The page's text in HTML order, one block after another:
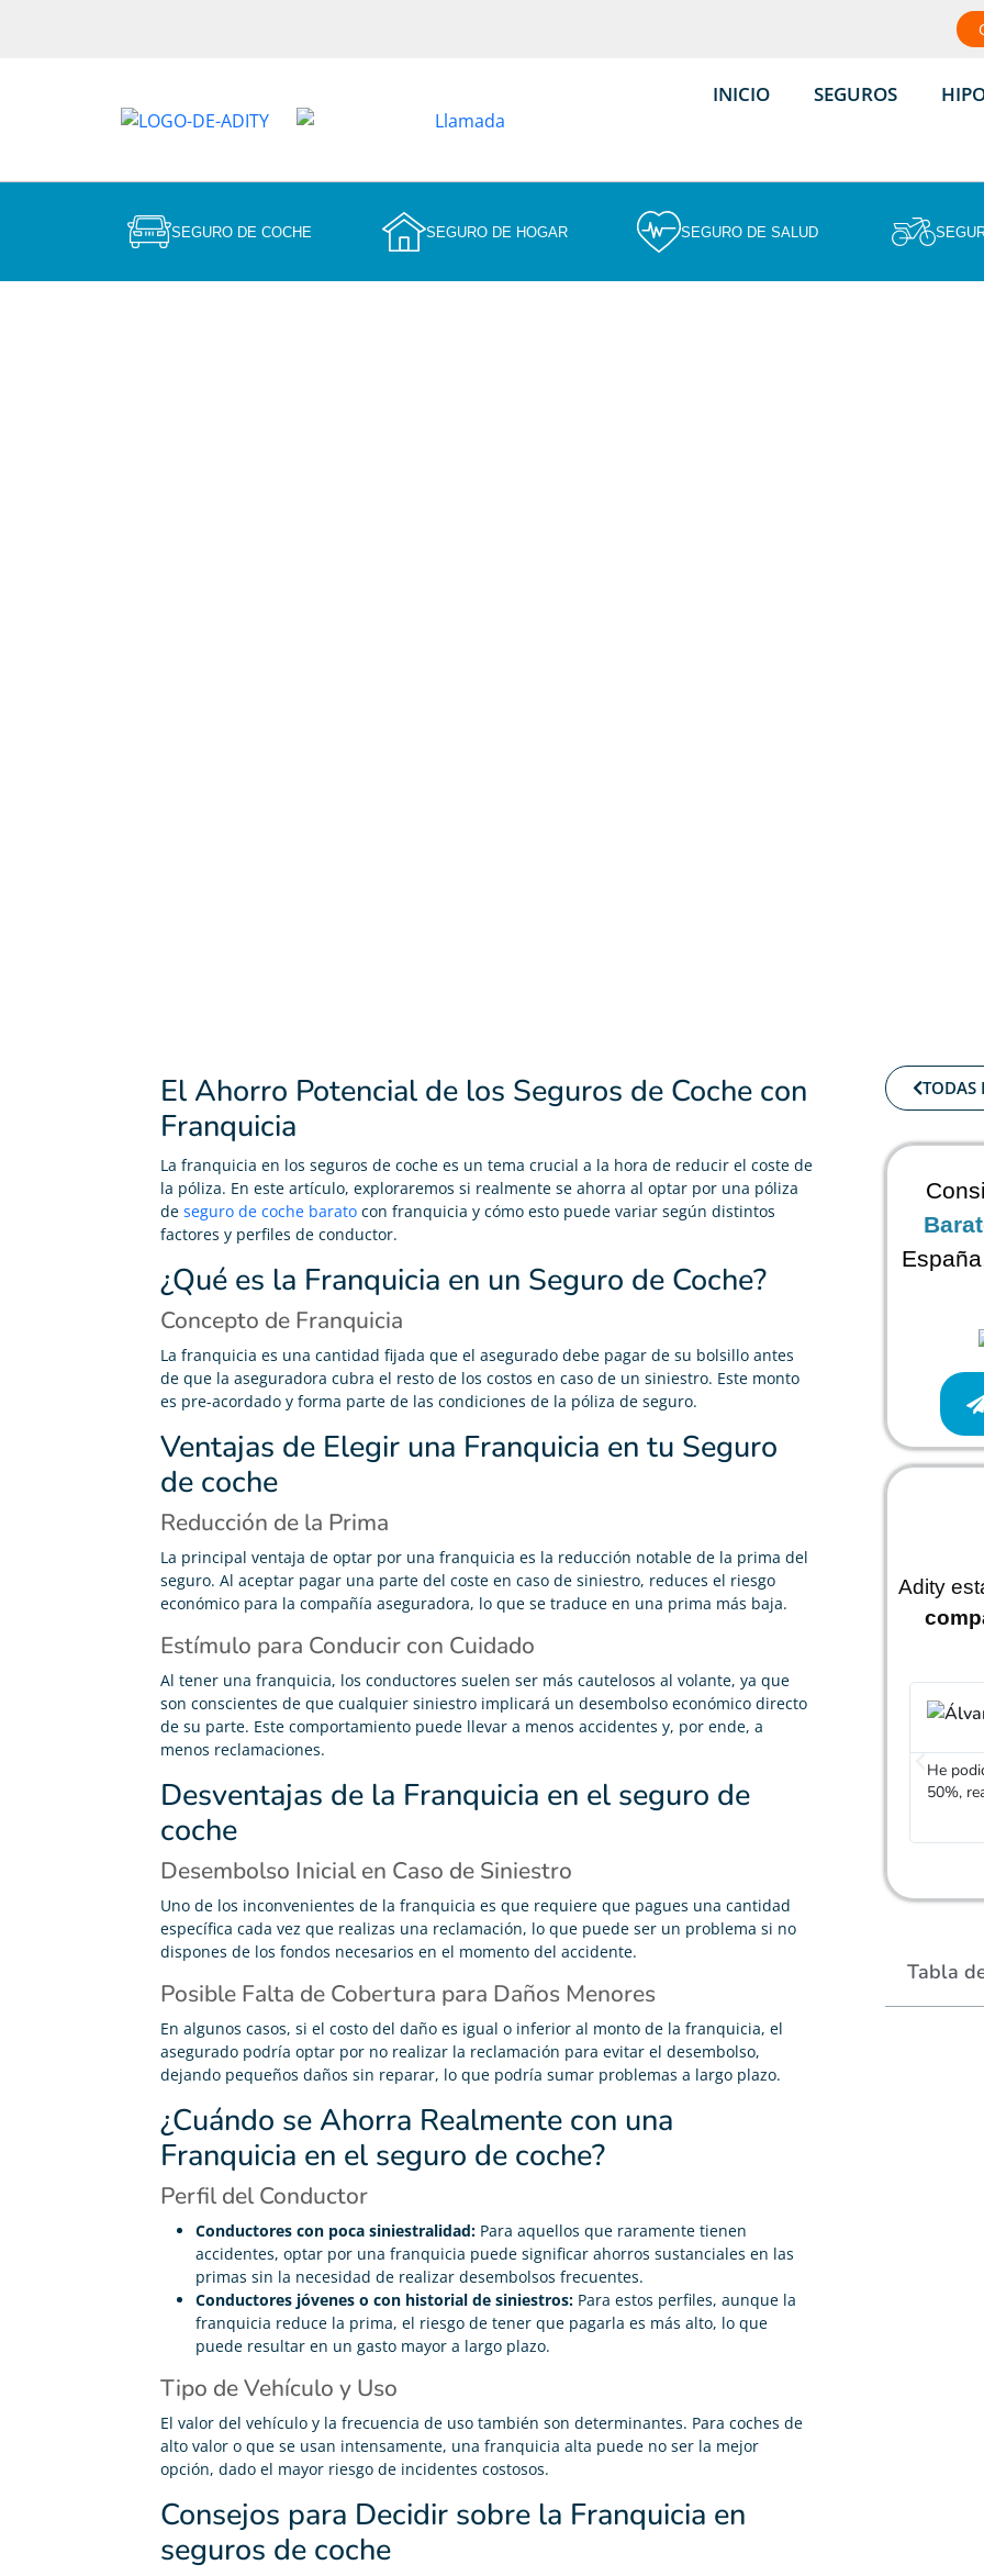
INICIO SEGUROS
SEGURO DE COCHE SEGURO DE HOGAR SEGURO DE SALUD
El Ahorro Potencial de los Seguros de Coche con
Franquicia
La franquicia en los seguros de coche es un tema crucial a la hora de reducir el coste de
la póliza. En este artículo, exploraremos si realmente se ahorra al optar por una póliza
de seguro de coche barato con franquicia y cómo esto puede variar según distintos
factores y perfiles de conductor.
¿Qué es la Franquicia en un Seguro de Coche?
Concepto de Franquicia
La franquicia es una cantidad fijada que el asegurado debe pagar de su bolsillo antes
de que la aseguradora cubra el resto de los costos en caso de un siniestro. Este monto
es pre-acordado y forma parte de las condiciones de la póliza de seguro.
Ventajas de Elegir una Franquicia en tu Seguro
de coche
Reducción de la Prima
La principal ventaja de optar por una franquicia es la reducción notable de la prima del
seguro. Al aceptar pagar una parte del coste en caso de siniestro, reduces el riesgo
económico para la compañía aseguradora, lo que se traduce en una prima más baja.
Estímulo para Conducir con Cuidado
Al tener una franquicia, los conductores suelen ser más cautelosos al volante, ya que
son conscientes de que cualquier siniestro implicará un desembolso económico directo
de su parte. Este comportamiento puede llevar a menos accidentes y, por ende, a
menos reclamaciones.
Desventajas de la Franquicia en el seguro de
coche
Desembolso Inicial en Caso de Siniestro
Uno de los inconvenientes de la franquicia es que requiere que pagues una cantidad
específica cada vez que realizas una reclamación, lo que puede ser un problema si no
dispones de los fondos necesarios en el momento del accidente.
Posible Falta de Cobertura para Daños Menores
En algunos casos, si el costo del daño es igual o inferior al monto de la franquicia, el
asegurado podría optar por no realizar la reclamación para evitar el desembolso,
dejando pequeños daños sin reparar, lo que podría sumar problemas a largo plazo.
¿Cuándo se Ahorra Realmente con una
Franquicia en el seguro de coche?
Perfil del Conductor
Conductores con poca siniestralidad: Para aquellos que raramente tienen
accidentes, optar por una franquicia puede significar ahorros sustanciales en las
primas sin la necesidad de realizar desembolsos frecuentes.
Conductores jóvenes o con historial de siniestros: Para estos perfiles, aunque la
franquicia reduce la prima, el riesgo de tener que pagarla es más alto, lo que
puede resultar en un gasto mayor a largo plazo.
Tipo de Vehículo y Uso
El valor del vehículo y la frecuencia de uso también son determinantes. Para coches de
alto valor o que se usan intensamente, una franquicia alta puede no ser la mejor
opción, dado el mayor riesgo de incidentes costosos.
Consejos para Decidir sobre la Franquicia en
seguros de coche
TODAS
Adity
Carolina Garcés

200€ menos en mi seguro de coche y me han
gestionado la baja del seguro anterior gratis.
Álvaro García
   
50%, realmente cumplen con lo que dicen
mucho
Tabla